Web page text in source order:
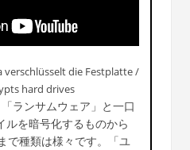
verschlüsselt die Festplatte /
hard drives
ランサムウェア」と一口
ルを暗号化するものから
で種類は様々です。「ユ